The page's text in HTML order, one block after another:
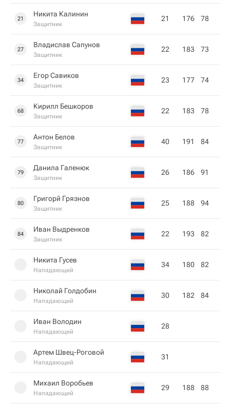
21
Никита Калинин
Защитник
21 176 78
27
Владислав Сапунов
Защитник
22 183 73
34
Егор Савиков
Защитник
23 177 74
68
Кирилл Бешкоров
Защитник
22 183 78
77
Антон Белов
Защитник
40 191 84
79
Данила Галенюк
Защитник
26 186 91
80
Григорй Грязнов
Защитник
25 188 94
84
Иван Выдренков
Защитник
22 193 82
Никита Гусев
Нападающий
34 180 82
Николай Голдобин
Нападающий
30 182 84
Иван Володин
Нападающий
28
Артем Швец-Роговой
Нападающий
31
Михаил Воробьев
Нападающий
29 188 88